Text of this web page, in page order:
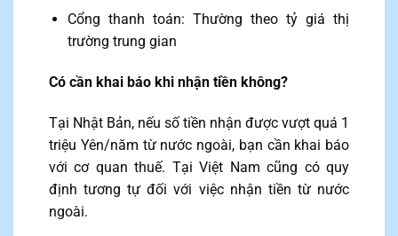
Cổng thanh toán: Thường theo tỷ giá thị
trường trung gian
Có cần khai báo khi nhận tiền không?
Tại Nhật Bản, nếu số tiền nhận được vượt quá 1
triệu Yên/năm từ nước ngoài, bạn cần khai báo
với cơ quan thuế. Tại Việt Nam cũng có quy
định tương tự đối với việc nhận tiền từ nước
ngoài.